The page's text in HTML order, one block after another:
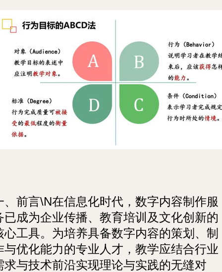
、前言\N在信息化时代，数字内容制作服
已成为企业传播、教育培训及文化创新的
心工具。为培养具备数字内容的策划、制
与优化能力的专业人才，教学应结合行业
求与技术前沿实现理论与实践的无缝对